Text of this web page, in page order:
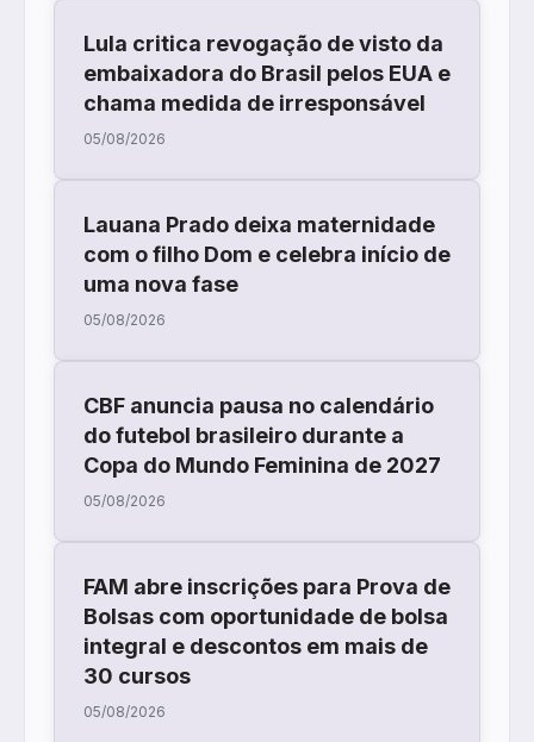
Lula critica revogação de visto da
embaixadora do Brasil pelos EUA e
chama medida de irresponsável
05/08/2026
Lauana Prado deixa maternidade
com o filho Dom e celebra início de
uma nova fase
05/08/2026
CBF anuncia pausa no calendário
do futebol brasileiro durante a
Copa do Mundo Feminina de 2027
05/08/2026
FAM abre inscrições para Prova de
Bolsas com oportunidade de bolsa
integral e descontos em mais de
30 cursos
05/08/2026